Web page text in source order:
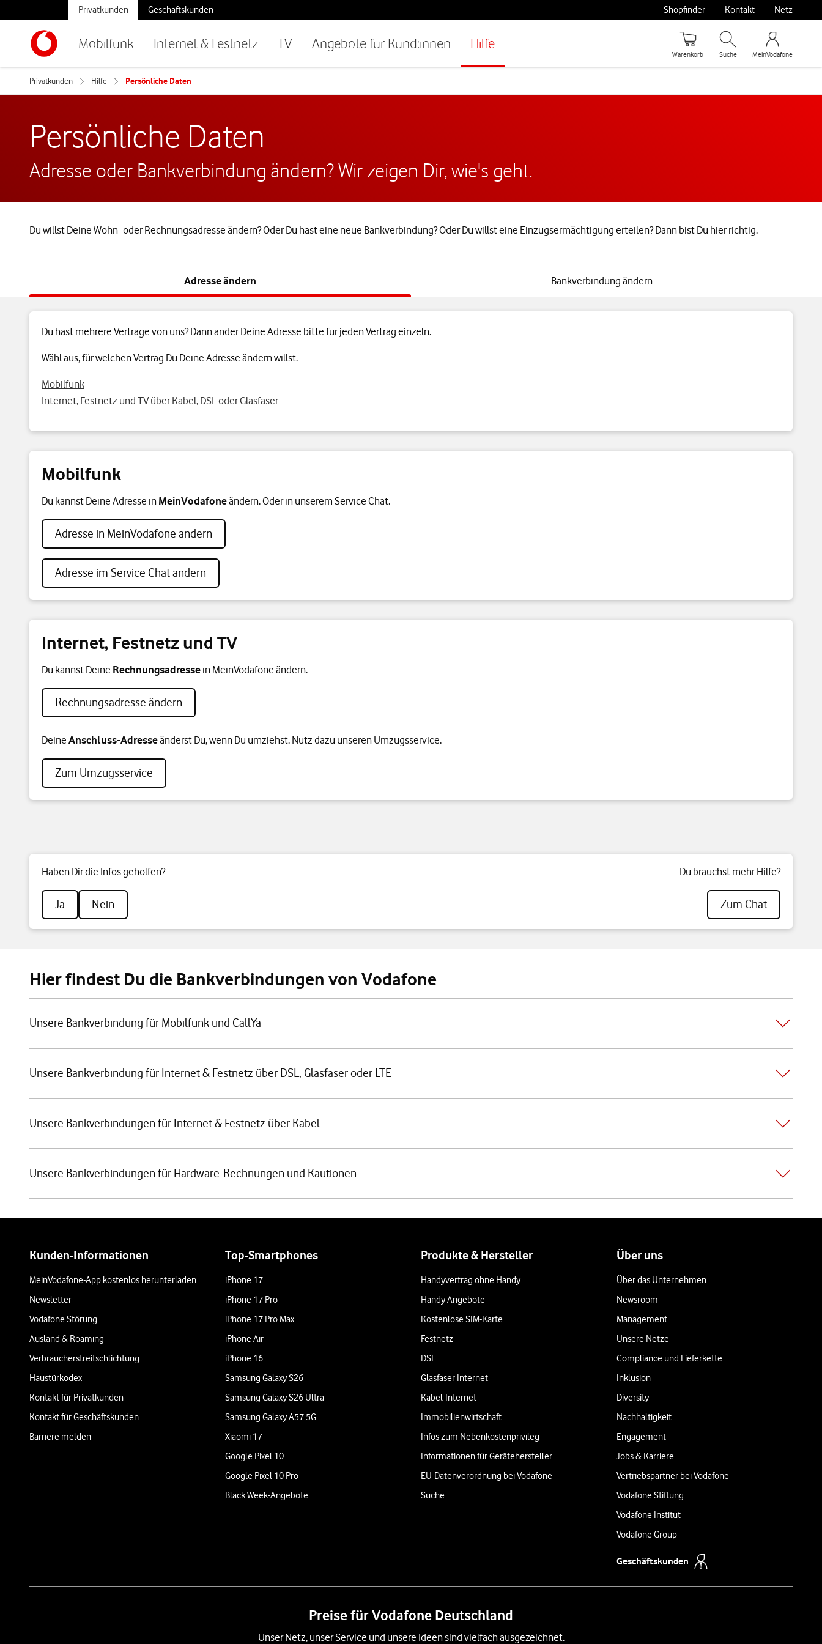
Mobilfunk Internet & Festnetz TV Angebote für Kund:innen Hilfe
Privatkunden Geschäftskunden Shopfinder Kontakt Netz
Warenkorb Suche MeinVodafone
Privatkunden Hilfe Persönliche Daten
Persönliche Daten
Adresse oder Bankverbindung ändern? Wir zeigen Dir, wie's geht.
Du willst Deine Wohn- oder Rechnungsadresse ändern? Oder Du hast eine neue Bankverbindung? Oder Du willst eine Einzugsermächtigung erteilen? Dann bist Du hier richtig.
Adresse ändern Bankverbindung ändern
Du hast mehrere Verträge von uns? Dann änder Deine Adresse bitte für jeden Vertrag einzeln.
Wähl aus, für welchen Vertrag Du Deine Adresse ändern willst.
Mobilfunk
Internet, Festnetz und TV über Kabel, DSL oder Glasfaser
Mobilfunk
Du kannst Deine Adresse in MeinVodafoneändern. Oder in unserem Service Chat.
Adresse in MeinVodafone ändern
Adresse im Service Chat ändern
Internet, Festnetz und TV
Du kannst Deine Rechnungsadresse in MeinVodafone ändern.
Rechnungsadresse ändern
Deine Anschluss-Adresseänderst Du, wenn Du umziehst. Nutz dazu unseren Umzugsservice.
Zum Umzugsservice
Haben Dir die Infos geholfen?
Ja Nein
Du brauchst mehr Hilfe?
Zum Chat
Hier findest Du die Bankverbindungen von Vodafone
Unsere Bankverbindung für Mobilfunk und CallYa
Unsere Bankverbindung für Internet & Festnetz über DSL, Glasfaser oder LTE
Unsere Bankverbindungen für Internet & Festnetz über Kabel
Unsere Bankverbindungen für Hardware-Rechnungen und Kautionen
Kunden-Informationen
MeinVodafone-App kostenlos herunterladen
Newsletter
Vodafone Störung
Ausland & Roaming
Verbraucherstreitschlichtung
Haustürkodex
Kontakt für Privatkunden
Kontakt für Geschäftskunden
Barriere melden
Top-Smartphones
iPhone 17
iPhone 17 Pro
iPhone 17 Pro Max
iPhone Air
iPhone 16
Samsung Galaxy S26
Samsung Galaxy S26 Ultra
Samsung Galaxy A57 5G
Xiaomi 17
Google Pixel 10
Google Pixel 10 Pro
Black Week-Angebote
Produkte & Hersteller
Handyvertrag ohne Handy
Handy Angebote
Kostenlose SIM-Karte
Festnetz
DSL
Glasfaser Internet
Kabel-Internet
Immobilienwirtschaft
Infos zum Nebenkostenprivileg
Informationen für Gerätehersteller
EU-Datenverordnung bei Vodafone
Suche
Über uns
Über das Unternehmen
Newsroom
Management
Unsere Netze
Compliance und Lieferkette
Inklusion
Diversity
Nachhaltigkeit
Engagement
Jobs & Karriere
Vertriebspartner bei Vodafone
Vodafone Stiftung
Vodafone Institut
Vodafone Group
Geschäftskunden
Preise für Vodafone Deutschland
Unser Netz, unser Service und unsere Ideen sind vielfach ausgezeichnet.